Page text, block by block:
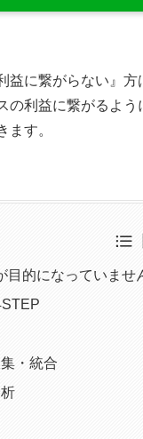
益に繋がらない』
の利益に繋がるよ
ます。
目的になっていませ
・統合